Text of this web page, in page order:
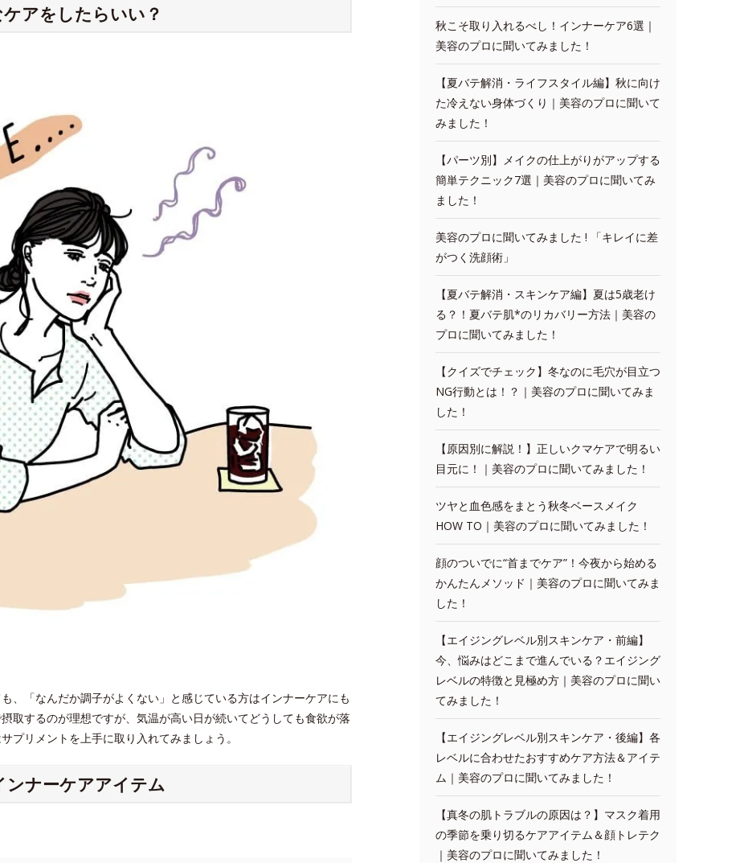
アをしたらいい？
、「なんだか調子がよくない」と感じている方はインナーケアにも
取するのが理想ですが、気温が高い日が続いてどうしても食欲が落
プリメントを上手に取り入れてみましょう。
ンナーケアアイテム
秋こそ取り入れるべし！インナーケア6選｜
美容のプロに聞いてみました！
【夏バテ解消・ライフスタイル編】秋に向け
た冷えない身体づくり｜美容のプロに聞いて
みました！
【パーツ別】メイクの仕上がりがアップする
簡単テクニック7選｜美容のプロに聞いてみ
ました！
美容のプロに聞いてみました ! 「キレイに差
がつく洗顔術」
【夏バテ解消・スキンケア編】夏は5歳老け
る？！夏バテ肌*のリカバリー方法｜美容の
プロに聞いてみました！
【クイズでチェック】冬なのに毛穴が目立つ
NG行動とは！？｜美容のプロに聞いてみま
した！
【原因別に解説！】正しいクマケアで明るい
目元に！｜美容のプロに聞いてみました！
ツヤと血色感をまとう秋冬ベースメイク
HOW TO｜美容のプロに聞いてみました！
顔のついでに“首までケア”！今夜から始める
かんたんメソッド｜美容のプロに聞いてみま
した！
【エイジングレベル別スキンケア・前編】
今、悩みはどこまで進んでいる？エイジング
レベルの特徴と見極め方｜美容のプロに聞い
てみました！
【エイジングレベル別スキンケア・後編】各
レベルに合わせたおすすめケア方法＆アイテ
ム｜美容のプロに聞いてみました！
【真冬の肌トラブルの原因は？】マスク着用
の季節を乗り切るケアアイテム＆顔トレテク
｜美容のプロに聞いてみました！